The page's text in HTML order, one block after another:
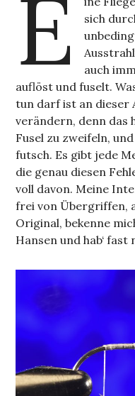
E
sich
auch
auflöst und fuselt.
tun darf ist an dieser
verändern, denn das
Fusel zu zweifeln,
futsch. Es gibt jede
die genau diesen
voll davon. Meine
frei von Übergriffen,
Original, bekenne
Hansen und hab‘